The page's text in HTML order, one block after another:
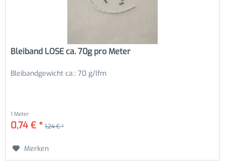
Bleiband LOSE ca. 70g pro Meter
Bleibandgewicht ca.: 70 g/lfm
1 Meter
0,74 € * 1,24 € *
Merken